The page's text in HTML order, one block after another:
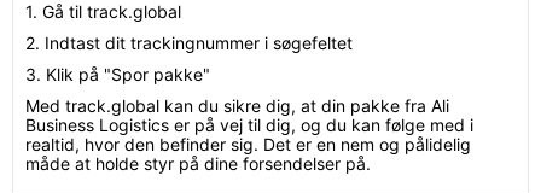
1. Gå til track.global
2. Indtast dit trackingnummer i søgefeltet
3. Klik på "Spor pakke"
Med track.global kan du sikre dig, at din pakke fra Ali
Business Logistics er på vej til dig, og du kan følge med i
realtid, hvor den befinder sig. Det er en nem og pålidelig
måde at holde styr på dine forsendelser på.